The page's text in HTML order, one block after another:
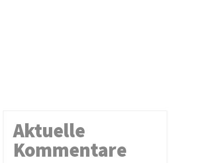
Aktuelle
Kommentare